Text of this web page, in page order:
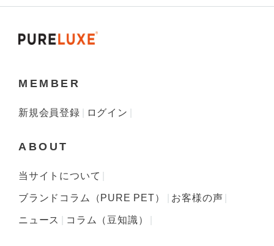
MEMBER
新規会員登録 ログイン
ABOUT
当サイトについて
ブランドコラム（PURE PET） お客様の声
ニュース コラム（豆知識）